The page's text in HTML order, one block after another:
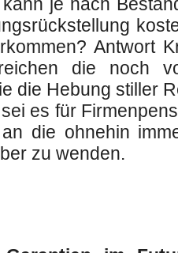
je nach
Antwort
die noch
die Hebung stiller
es für
die ohnehin
zu wenden.